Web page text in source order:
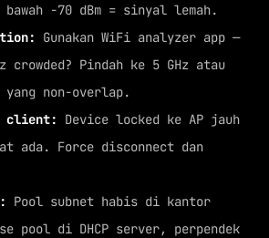
-70 dBm = sinyal lemah.
Gunakan WiFi analyzer app —
crowded? Pindah ke 5 GHz atau
non-overlap.
client:
Device locked ke AP jauh
ada. Force disconnect dan
Pool subnet habis di kantor
pool di DHCP server, perpendek